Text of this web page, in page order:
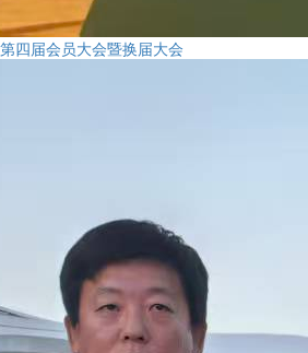
四届会员大会暨换届大会